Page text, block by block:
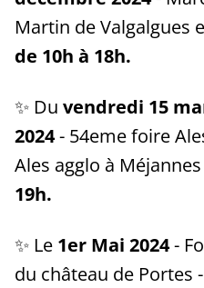
Martin de Valgalgues
de 10h à 18h.
✨ Du vendredi 15
2024- 54eme foire
Ales agglo à
19h.
✨ Le 1er Mai 2024-
du château de Portes -